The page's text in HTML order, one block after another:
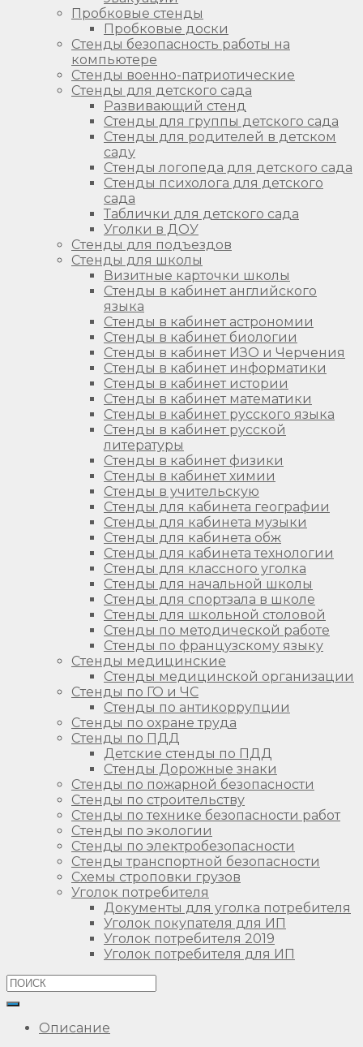
Пробковые стенды
Пробковые доски
Стенды безопасность работы на
компьютере
Стенды военно-патриотические
Стенды для детского сада
Развивающий стенд
Стенды для группы детского сада
Стенды для родителей в детском
саду
Стенды логопеда для детского сада
Стенды психолога для детского
сада
Таблички для детского сада
Уголки в ДОУ
Стенды для подъездов
Стенды для школы
Визитные карточки школы
Стенды в кабинет английского
языка
Стенды в кабинет астрономии
Стенды в кабинет биологии
Стенды в кабинет ИЗО и Черчения
Стенды в кабинет информатики
Стенды в кабинет истории
Стенды в кабинет математики
Стенды в кабинет русского языка
Стенды в кабинет русской
литературы
Стенды в кабинет физики
Стенды в кабинет химии
Стенды в учительскую
Стенды для кабинета географии
Стенды для кабинета музыки
Стенды для кабинета обж
Стенды для кабинета технологии
Стенды для классного уголка
Стенды для начальной школы
Стенды для спортзала в школе
Стенды для школьной столовой
Стенды по методической работе
Стенды по французскому языку
Стенды медицинские
Стенды медицинской организации
Стенды по ГО и ЧС
Стенды по антикоррупции
Стенды по охране труда
Стенды по ПДД
Детские стенды по ПДД
Стенды Дорожные знаки
Стенды по пожарной безопасности
Стенды по строительству
Стенды по технике безопасности работ
Стенды по экологии
Стенды по электробезопасности
Стенды транспортной безопасности
Схемы строповки грузов
Уголок потребителя
Документы для уголка потребителя
Уголок покупателя для ИП
Уголок потребителя 2019
Уголок потребителя для ИП
Описание